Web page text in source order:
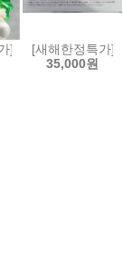
오브 보바펫 - 보바
어벤져스:
]figFIX 피그픽스
[새해한정특가]
35,000원
[4545784069653]